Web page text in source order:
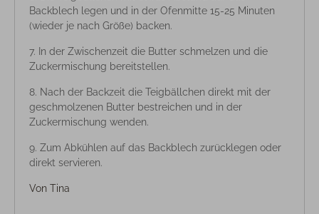
Backblech legen und in der Ofenmitte 15-25 Minuten
(wieder je nach Größe) backen.
In der Zwischenzeit die Butter schmelzen und die
Zuckermischung bereitstellen.
Nach der Backzeit die Teigbällchen direkt mit der
geschmolzenen Butter bestreichen und in der
Zuckermischung wenden.
Zum Abkühlen auf das Backblech zurücklegen oder
direkt servieren.
Von Tina